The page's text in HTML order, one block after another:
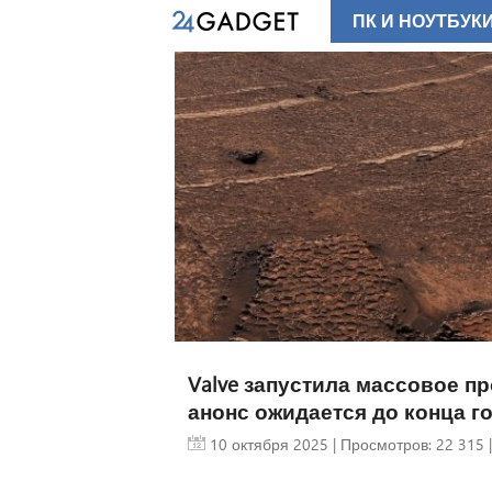
Valve запустила массовое
анонс ожидается до конца
10 октября 2025 | Просмотров: 22 315 |
ПК И НОУТБУКИ